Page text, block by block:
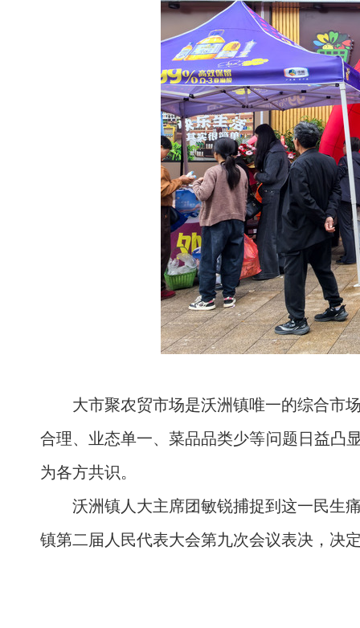
大市聚农贸市场是沃洲镇唯一的综合市
合理、业态单一、菜品品类少等问题日益凸
为各方共识。
沃洲镇人大主席团敏锐捕捉到这一民生
镇第二届人民代表大会第九次会议表决，决